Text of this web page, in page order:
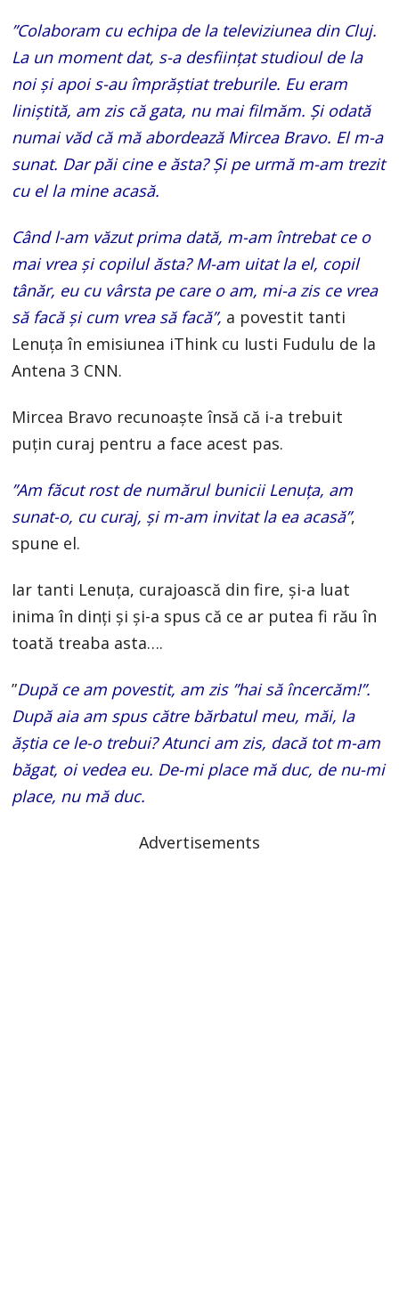
”Colaboram cu echipa de la televiziunea din Cluj.
La un moment dat, s-a desființat studioul de la
noi și apoi s-au împrăștiat treburile. Eu eram
liniștită, am zis că gata, nu mai filmăm. Și odată
numai văd că mă abordează Mircea Bravo. El m-a
sunat. Dar păi cine e ăsta? Și pe urmă m-am trezit
cu el la mine acasă.
Când l-am văzut prima dată, m-am întrebat ce o
mai vrea și copilul ăsta? M-am uitat la el, copil
tânăr, eu cu vârsta pe care o am, mi-a zis ce vrea
să facă și cum vrea să facă”, a povestit tanti
Lenuța în emisiunea iThink cu Iusti Fudulu de la
Antena 3 CNN.
Mircea Bravo recunoaște însă că i-a trebuit
puțin curaj pentru a face acest pas.
”Am făcut rost de numărul bunicii Lenuța, am
sunat-o, cu curaj, și m-am invitat la ea acasă”,
spune el.
Iar tanti Lenuța, curajoască din fire, și-a luat
inima în dinți și și-a spus că ce ar putea fi rău în
toată treaba asta….
”După ce am povestit, am zis ”hai să încercăm!”.
După aia am spus către bărbatul meu, măi, la
ăștia ce le-o trebui? Atunci am zis, dacă tot m-am
băgat, oi vedea eu. De-mi place mă duc, de nu-mi
place, nu mă duc.
Advertisements